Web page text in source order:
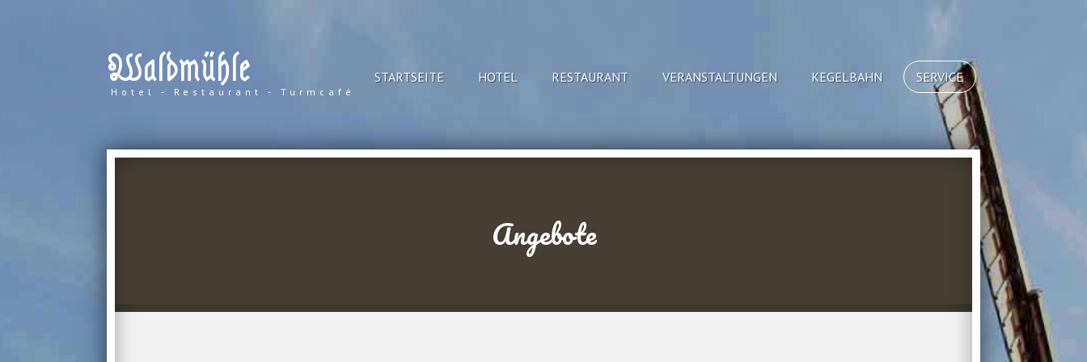
Waldmühle
Hotel - Restaurant - Turmcafé
STARTSEITE HOTEL RESTAURANT VERANSTALTUNGEN KEGELBAHN SERVICE
Angebote